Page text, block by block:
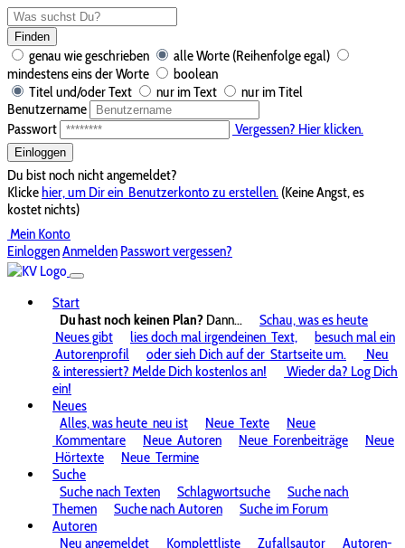
Finden
genau wie geschrieben
alle Worte (Reihenfolge egal)
mindestens eins der Worte
boolean
Titel und/oder Text
nur im Text
nur im Titel
Benutzername
Passwort
Vergessen? Hier klicken.
Einloggen
Du bist noch nicht angemeldet?
Klickehier, um Dir ein Benutzerkonto zu erstellen. (Keine Angst, es
kostet nichts)
Mein Konto
EinloggenAnmelden Passwort vergessen?
Start
Du hast noch keinen Plan? Dann...
Schau, was es heute
Neues gibt
lies doch mal irgendeinen Text,
besuch mal ein
Autorenprofil
oder sieh Dich auf der Startseite um.
Neu
& interessiert? Melde Dich kostenlos an!
Wieder da? Log Dich
ein!
Neues
Alles, was heute neu ist Neue Texte
Neue
Kommentare
Neue Autoren Neue Forenbeiträge
Neue
Hörtexte
Neue Termine
Suche
Suche nach Texten
Schlagwortsuche
Suche nach
Themen
Suche nach Autoren
Suche im Forum
Autoren
Neu angemeldet
Komplettliste Zufallsautor
Autoren-